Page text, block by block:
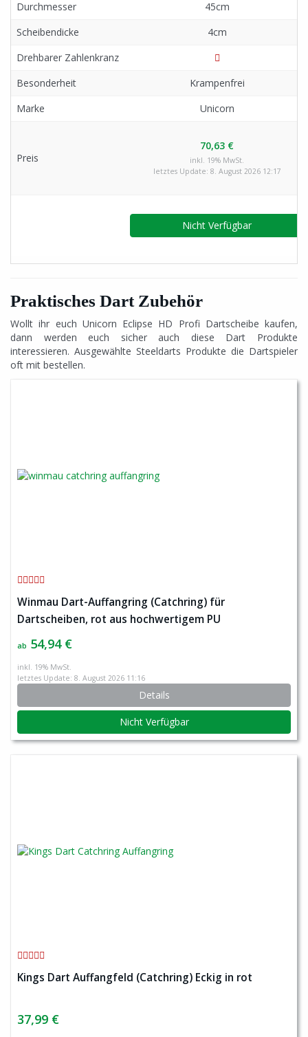
Durchmesser
45cm
Scheibendicke
4cm
Drehbarer Zahlenkranz
Besonderheit
Krampenfrei
Marke
Unicorn
Preis
70,63 €
inkl. 19% MwSt.
letztes Update: 8. August 2026 12:17
Nicht Verfügbar
Praktisches Dart Zubehör
Wollt ihr euch Unicorn Eclipse HD Profi Dartscheibe kaufen,
dann werden euch sicher auch diese Dart Produkte
interessieren. Ausgewählte Steeldarts Produkte die Dartspieler
oft mit bestellen.
Winmau Dart-Auffangring (Catchring) für
Dartscheiben, rot aus hochwertigem PU
ab 54,94 €
inkl. 19% MwSt.
letztes Update: 8. August 2026 11:16
Details
Nicht Verfügbar
Kings Dart Auffangfeld (Catchring) Eckig in rot
37,99 €